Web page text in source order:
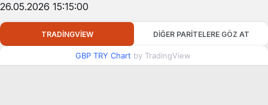
26.05.2026 15:15:00
TRADINGVIEW DIĞER PARITELERE GÖZ AT
GBP TRY Chart by TradingView